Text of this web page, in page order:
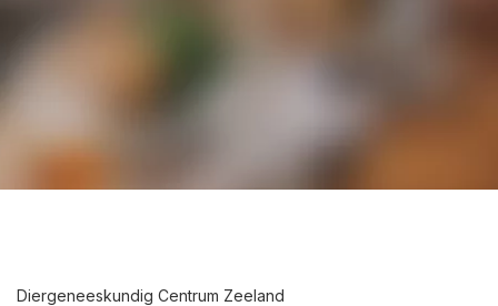
Diergeneeskundig Centrum Zeeland